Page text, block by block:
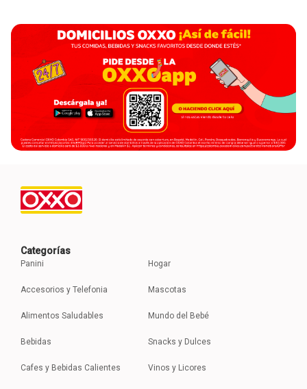
Categorías
Panini
Accesorios y Telefonia
Alimentos Saludables
Bebidas
Cafes y Bebidas Calientes
Hogar
Mascotas
Mundo del Bebé
Snacks y Dulces
Vinos y Licores